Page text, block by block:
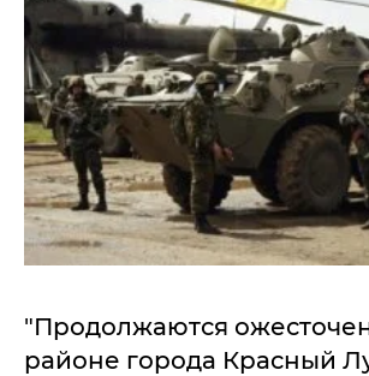
"Продолжаются
районе города Красный